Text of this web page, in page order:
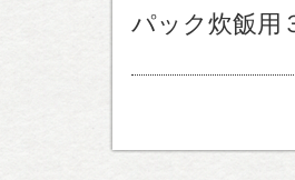
パック炊飯用